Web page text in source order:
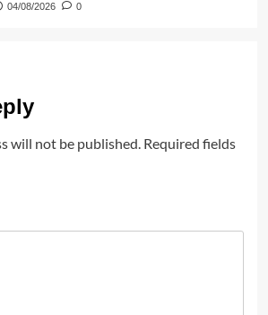
04/08/2026 0
will not be published. Required fields